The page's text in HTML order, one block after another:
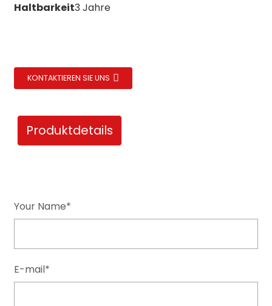
Haltbarkeit3 Jahre
KONTAKTIEREN SIE UNS
Produktdetails
Your Name*
E-mail*